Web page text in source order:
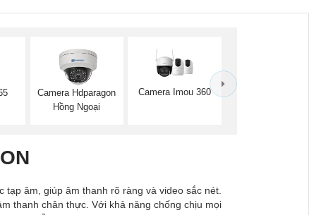
Camera Hdparagon
Hồng Ngoại
Camera Imou 360
âm, giúp âm thanh rõ ràng và video sắc nét.
thanh chân thực. Với khả năng chống chịu mọi